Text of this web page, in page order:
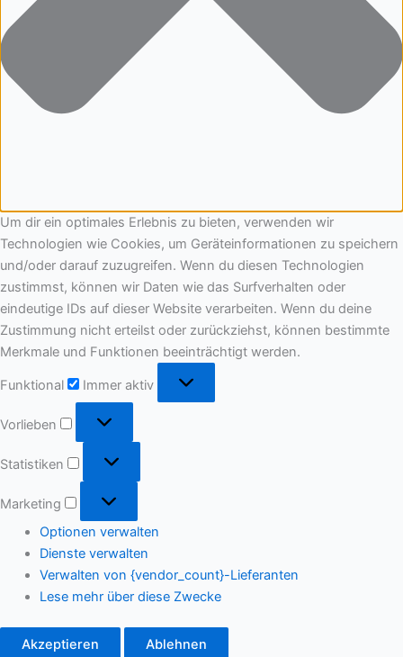
Um dir ein optimales Erlebnis zu bieten, verwenden wir
Technologien wie Cookies, um Geräteinformationen zu speichern
und/oder darauf zuzugreifen. Wenn du diesen Technologien
zustimmst, können wir Daten wie das Surfverhalten oder
eindeutige IDs auf dieser Website verarbeiten. Wenn du deine
Zustimmung nicht erteilst oder zurückziehst, können bestimmte
Merkmale und Funktionen beeinträchtigt werden.
Funktional Immer aktiv
Vorlieben
Statistiken
Marketing
Optionen verwalten
Dienste verwalten
Verwalten von {vendor_count}-Lieferanten
Lese mehr über diese Zwecke
Akzeptieren Ablehnen